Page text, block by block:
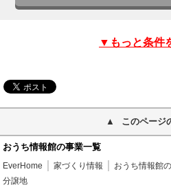
▼もっと条件
このページ
おうち情報館の事業一覧
EverHome 家づくり情報 おうち情報館
分譲地